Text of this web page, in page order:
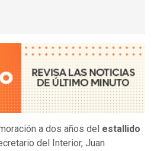
a dos años del estallido
del Interior, Juan